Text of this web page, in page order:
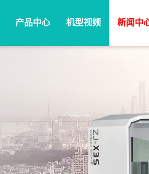
产品中心 机型视频 新闻中